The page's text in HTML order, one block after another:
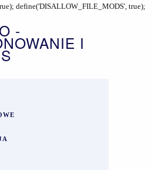
define('DISALLOW_FILE_MODS', true);
-
I